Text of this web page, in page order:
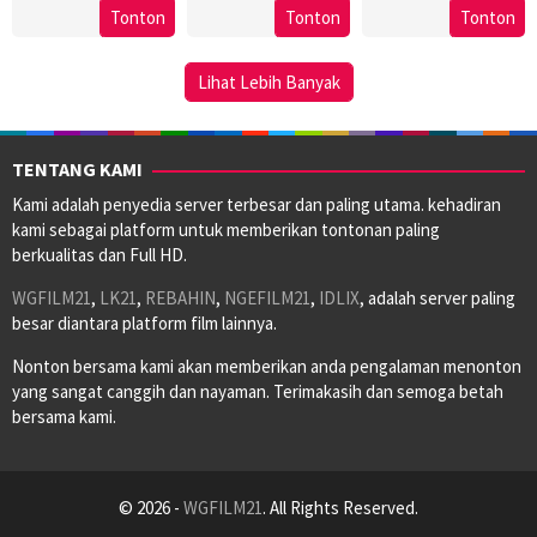
Tonton
Jul
1968
Alan
Rafkin
Tonton
Sep
1971
Lansburgh
Tonton
Lihat Lebih Banyak
TENTANG KAMI
Kami adalah penyedia server terbesar dan paling utama. kehadiran
kami sebagai platform untuk memberikan tontonan paling
berkualitas dan Full HD.
WGFILM21, LK21, REBAHIN, NGEFILM21, IDLIX, adalah server paling
besar diantara platform film lainnya.
Nonton bersama kami akan memberikan anda pengalaman menonton
yang sangat canggih dan nayaman. Terimakasih dan semoga betah
bersama kami.
© 2026 - WGFILM21. All Rights Reserved.